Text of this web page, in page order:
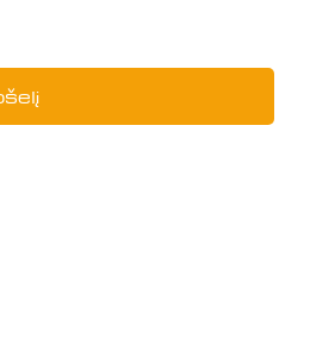
290090007-
290090007-